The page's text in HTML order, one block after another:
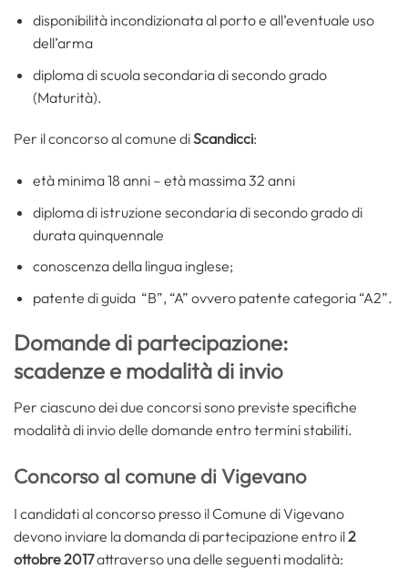
disponibilità incondizionata al porto e all’eventuale uso
dell’arma
diploma di scuola secondaria di secondo grado
(Maturità).
Per il concorso al comune diScandicci:
età minima 18 anni – età massima 32 anni
diploma di istruzione secondaria di secondo grado di
durata quinquennale
conoscenza della lingua inglese;
patente di guida “B”, “A” ovvero patente categoria “A2”.
Domande di partecipazione:
scadenze e modalità di invio
Per ciascuno dei due concorsi sono previste specifiche
modalità di invio delle domande entro termini stabiliti.
Concorso al comune di Vigevano
I candidati al concorso presso il Comune di Vigevano
devono inviare la domanda di partecipazione entro il2
ottobre 2017attraverso una delle seguenti modalità: